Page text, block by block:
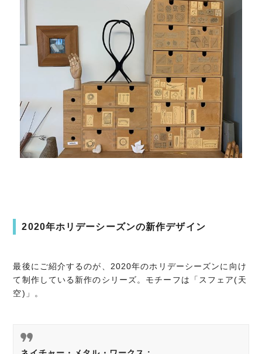
2020年ホリデーシーズンの新作デザイン
最後にご紹介するのが、 2020年のホリデーシーズンに向け
て制作している新作のシリーズ。モチーフは「スフェア(天
空)」。